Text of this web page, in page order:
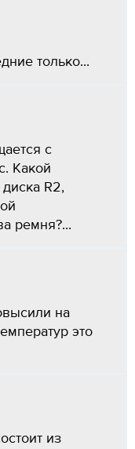
только...
с
Какой
R2,
ремня?​...
на
это
из